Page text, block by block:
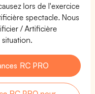
lors de l'exercice
spectacle. Nous
/ Artificière
RC PRO